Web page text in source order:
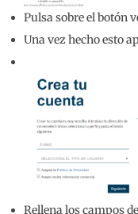
Pulsa sobre el botón
Una vez hecho esto
Rellena los campos